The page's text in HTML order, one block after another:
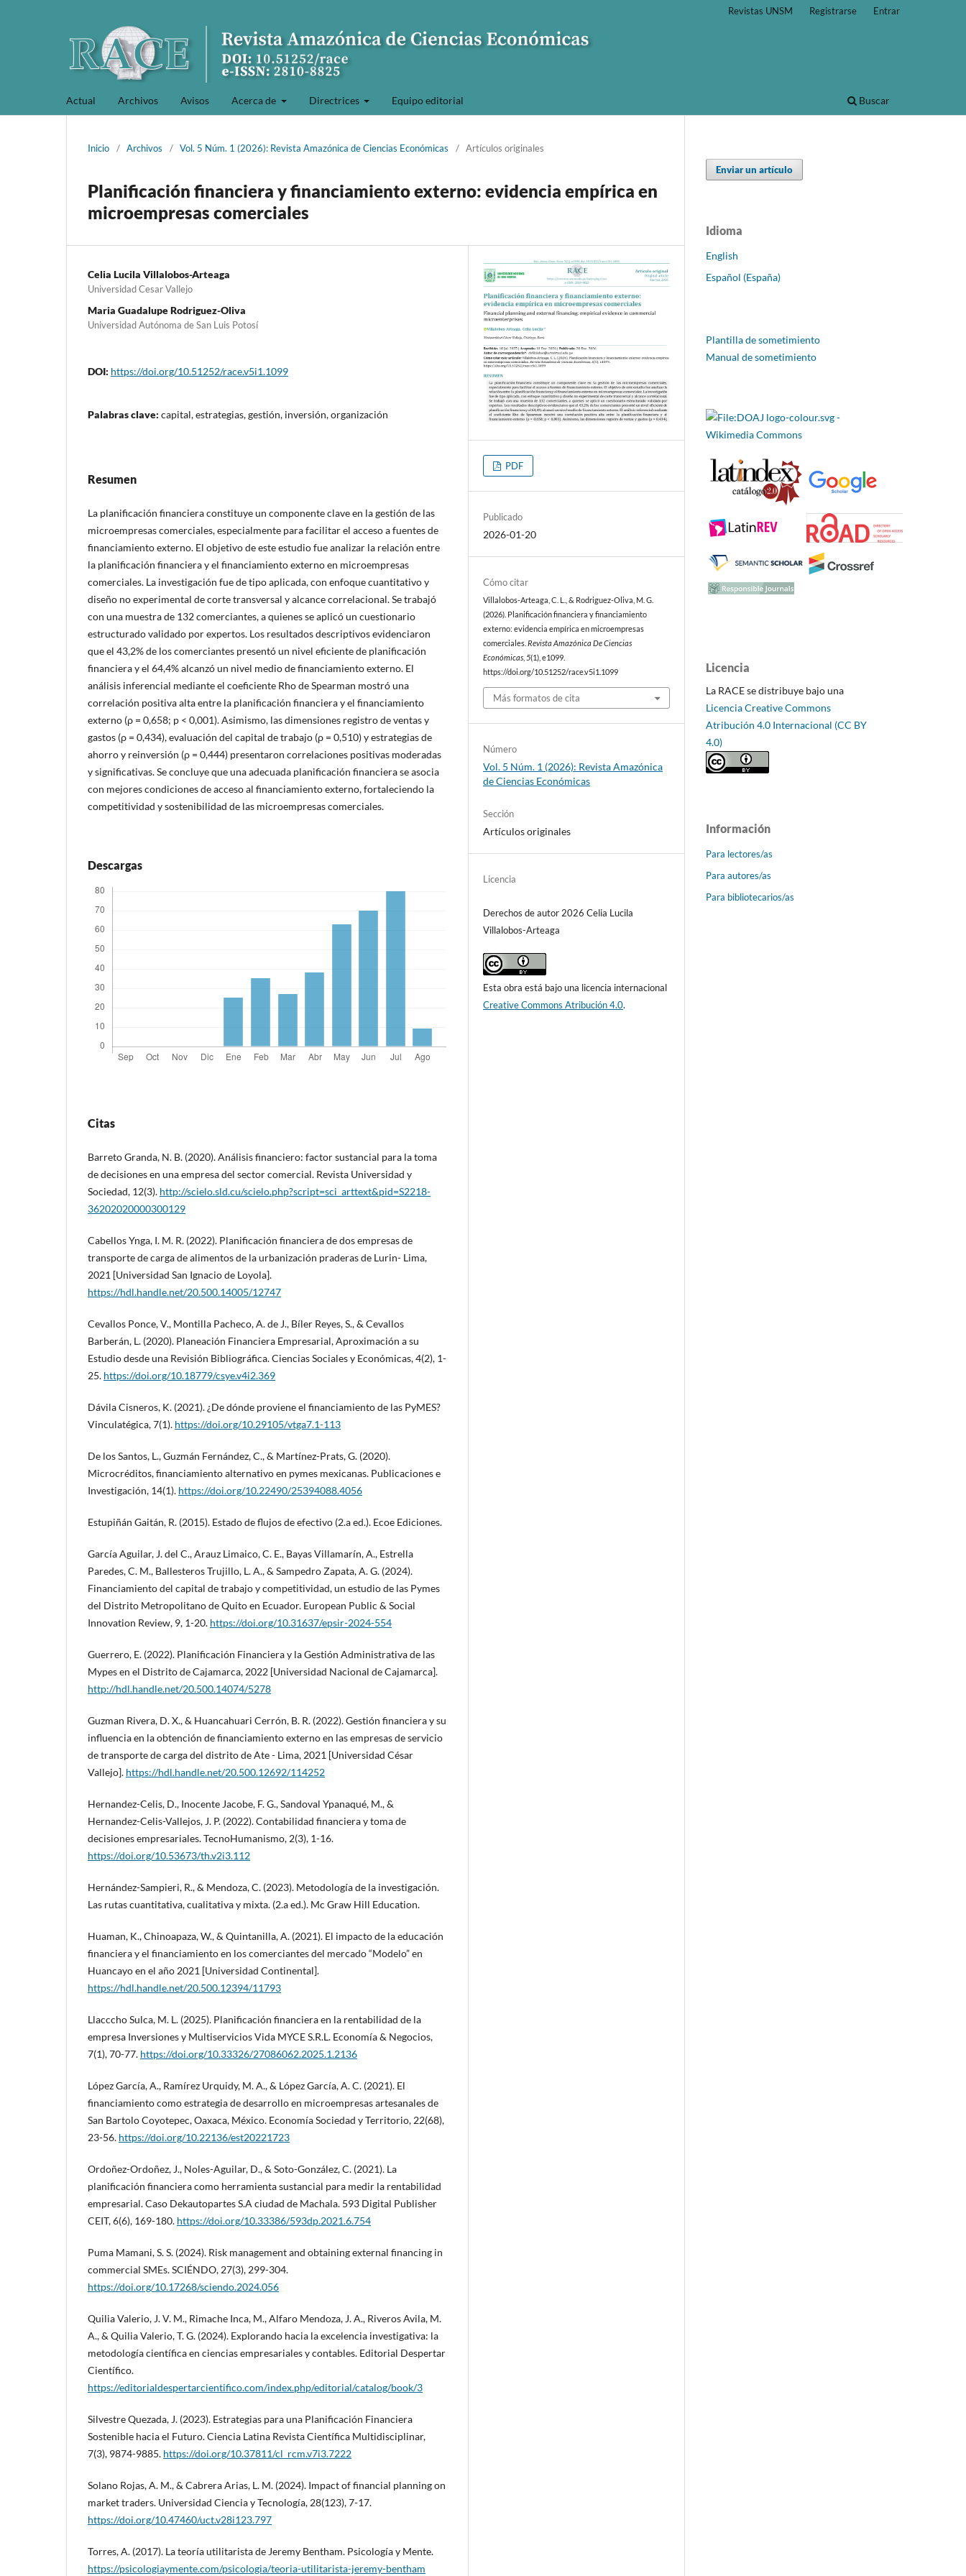
Actual Archivos Avisos Acerca de Directrices Equipo editorial Buscar
Revistas UNSM Registrarse Entrar
Inicio / Archivos / Vol. 5 Núm. 1 (2026): Revista Amazónica de Ciencias Económicas / Artículos originales
Planificación financiera y financiamiento externo: evidencia empírica en
microempresas comerciales
Celia Lucila Villalobos-Arteaga
Universidad Cesar Vallejo
Maria Guadalupe Rodriguez-Oliva
Universidad Autónoma de San Luis Potosí
DOI: https://doi.org/10.51252/race.v5i1.1099
Palabras clave: capital, estrategias, gestión, inversión, organización
Resumen
La planificación financiera constituye un componente clave en la gestión de las
microempresas comerciales, especialmente para facilitar el acceso a fuentes de
financiamiento externo. El objetivo de este estudio fue analizar la relación entre
la planificación financiera y el financiamiento externo en microempresas
comerciales. La investigación fue de tipo aplicada, con enfoque cuantitativo y
diseño no experimental de corte transversal y alcance correlacional. Se trabajó
con una muestra de 132 comerciantes, a quienes se aplicó un cuestionario
estructurado validado por expertos. Los resultados descriptivos evidenciaron
que el 43,2% de los comerciantes presentó un nivel eficiente de planificación
financiera y el 64,4% alcanzó un nivel medio de financiamiento externo. El
análisis inferencial mediante el coeficiente Rho de Spearman mostró una
correlación positiva alta entre la planificación financiera y el financiamiento
externo (ρ = 0,658; p < 0,001). Asimismo, las dimensiones registro de ventas y
gastos (ρ = 0,434), evaluación del capital de trabajo (ρ = 0,510) y estrategias de
ahorro y reinversión (ρ = 0,444) presentaron correlaciones positivas moderadas
y significativas. Se concluye que una adecuada planificación financiera se asocia
con mejores condiciones de acceso al financiamiento externo, fortaleciendo la
competitividad y sostenibilidad de las microempresas comerciales.
Descargas
Citas
Barreto Granda, N. B. (2020). Análisis financiero: factor sustancial para la toma
de decisiones en una empresa del sector comercial. Revista Universidad y
Sociedad, 12(3). http://scielo.sld.cu/scielo.php?script=sci_arttext&pid=S2218-
36202020000300129
Cabellos Ynga, I. M. R. (2022). Planificación financiera de dos empresas de
transporte de carga de alimentos de la urbanización praderas de Lurin- Lima,
2021 [Universidad San Ignacio de Loyola].
https://hdl.handle.net/20.500.14005/12747
Cevallos Ponce, V., Montilla Pacheco, A. de J., Bíler Reyes, S., & Cevallos
Barberán, L. (2020). Planeación Financiera Empresarial, Aproximación a su
Estudio desde una Revisión Bibliográfica. Ciencias Sociales y Económicas, 4(2), 1-
25. https://doi.org/10.18779/csye.v4i2.369
Dávila Cisneros, K. (2021). ¿De dónde proviene el financiamiento de las PyMES?
Vinculatégica, 7(1). https://doi.org/10.29105/vtga7.1-113
De los Santos, L., Guzmán Fernández, C., & Martínez-Prats, G. (2020).
Microcréditos, financiamiento alternativo en pymes mexicanas. Publicaciones e
Investigación, 14(1). https://doi.org/10.22490/25394088.4056
Estupiñán Gaitán, R. (2015). Estado de flujos de efectivo (2.a ed.). Ecoe Ediciones.
García Aguilar, J. del C., Arauz Limaico, C. E., Bayas Villamarín, A., Estrella
Paredes, C. M., Ballesteros Trujillo, L. A., & Sampedro Zapata, A. G. (2024).
Financiamiento del capital de trabajo y competitividad, un estudio de las Pymes
del Distrito Metropolitano de Quito en Ecuador. European Public & Social
Innovation Review, 9, 1-20. https://doi.org/10.31637/epsir-2024-554
Guerrero, E. (2022). Planificación Financiera y la Gestión Administrativa de las
Mypes en el Distrito de Cajamarca, 2022 [Universidad Nacional de Cajamarca].
http://hdl.handle.net/20.500.14074/5278
Guzman Rivera, D. X., & Huancahuari Cerrón, B. R. (2022). Gestión financiera y su
influencia en la obtención de financiamiento externo en las empresas de servicio
de transporte de carga del distrito de Ate - Lima, 2021 [Universidad César
Vallejo]. https://hdl.handle.net/20.500.12692/114252
Hernandez-Celis, D., Inocente Jacobe, F. G., Sandoval Ypanaqué, M., &
Hernandez-Celis-Vallejos, J. P. (2022). Contabilidad financiera y toma de
decisiones empresariales. TecnoHumanismo, 2(3), 1-16.
https://doi.org/10.53673/th.v2i3.112
Hernández-Sampieri, R., & Mendoza, C. (2023). Metodología de la investigación.
Las rutas cuantitativa, cualitativa y mixta. (2.a ed.). Mc Graw Hill Education.
Huaman, K., Chinoapaza, W., & Quintanilla, A. (2021). El impacto de la educación
financiera y el financiamiento en los comerciantes del mercado “Modelo” en
Huancayo en el año 2021 [Universidad Continental].
https://hdl.handle.net/20.500.12394/11793
Llacccho Sulca, M. L. (2025). Planificación financiera en la rentabilidad de la
empresa Inversiones y Multiservicios Vida MYCE S.R.L. Economía & Negocios,
7(1), 70-77. https://doi.org/10.33326/27086062.2025.1.2136
López García, A., Ramírez Urquidy, M. A., & López García, A. C. (2021). El
financiamiento como estrategia de desarrollo en microempresas artesanales de
San Bartolo Coyotepec, Oaxaca, México. Economía Sociedad y Territorio, 22(68),
23-56. https://doi.org/10.22136/est20221723
Ordoñez-Ordoñez, J., Noles-Aguilar, D., & Soto-González, C. (2021). La
planificación financiera como herramienta sustancial para medir la rentabilidad
empresarial. Caso Dekautopartes S.A ciudad de Machala. 593 Digital Publisher
CEIT, 6(6), 169-180. https://doi.org/10.33386/593dp.2021.6.754
Puma Mamani, S. S. (2024). Risk management and obtaining external financing in
commercial SMEs. SCIÉNDO, 27(3), 299-304.
https://doi.org/10.17268/sciendo.2024.056
Quilia Valerio, J. V. M., Rimache Inca, M., Alfaro Mendoza, J. A., Riveros Avila, M.
A., & Quilia Valerio, T. G. (2024). Explorando hacia la excelencia investigativa: la
metodología científica en ciencias empresariales y contables. Editorial Despertar
Científico.
https://editorialdespertarcientifico.com/index.php/editorial/catalog/book/3
Silvestre Quezada, J. (2023). Estrategias para una Planificación Financiera
Sostenible hacia el Futuro. Ciencia Latina Revista Científica Multidisciplinar,
7(3), 9874-9885. https://doi.org/10.37811/cl_rcm.v7i3.7222
Solano Rojas, A. M., & Cabrera Arias, L. M. (2024). Impact of financial planning on
market traders. Universidad Ciencia y Tecnología, 28(123), 7-17.
https://doi.org/10.47460/uct.v28i123.797
Torres, A. (2017). La teoría utilitarista de Jeremy Bentham. Psicología y Mente.
https://psicologiaymente.com/psicologia/teoria-utilitarista-jeremy-bentham
PDF
Publicado
2026-01-20
Cómo citar
Villalobos-Arteaga, C. L., & Rodriguez-Oliva, M. G.
(2026). Planificación financiera y financiamiento
externo: evidencia empírica en microempresas
comerciales.Revista Amazónica De Ciencias
Económicas ,5(1), e1099.
https://doi.org/10.51252/race.v5i1.1099
Más formatos de cita
Número
Vol. 5 Núm. 1 (2026): Revista Amazónica
de Ciencias Económicas
Sección
Artículos originales
Licencia
Derechos de autor 2026 Celia Lucila
Villalobos-Arteaga
Esta obra está bajo una licencia internacional
Creative Commons Atribución 4.0.
Enviar un artículo
Idioma
English
Español (España)
Plantilla de sometimiento
Manual de sometimiento
Licencia
La RACE se distribuye bajo una
Licencia Creative Commons
Atribución 4.0 Internacional (CC BY
4.0)
Información
Para lectores/as
Para autores/as
Para bibliotecarios/as